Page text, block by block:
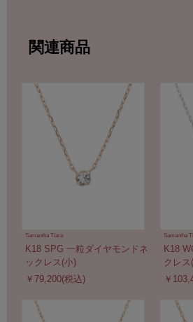
関連商品
Samantha Tiara
K18 SPG 一粒ダイヤモンドネ
ックレス(小)
￥79,200(税込)
Samantha
K18
クレス
￥